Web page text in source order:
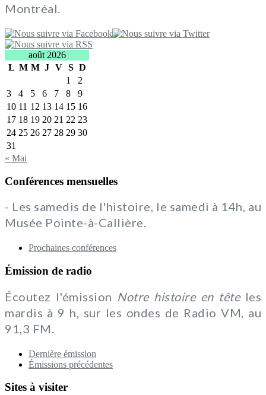
Montréal.
août 2026
L M M J V S D
1
2
3
4 5 6 7 8
9
10 11 12 13 14 15 16
17 18 19 20 21 22 23
24 25 26 27 28 29 30
31
« Mai
Conférences mensuelles
- Les samedis de l'histoire, le samedi à 14h, au
Musée Pointe-à-Callière.
Prochaines conférences
Émission de radio
Écoutez l'émission Notre histoire en têteles
mardis à 9 h, sur les ondes de Radio VM, au
91,3 FM.
Dernière émission
Émissions précédentes
Sites à visiter